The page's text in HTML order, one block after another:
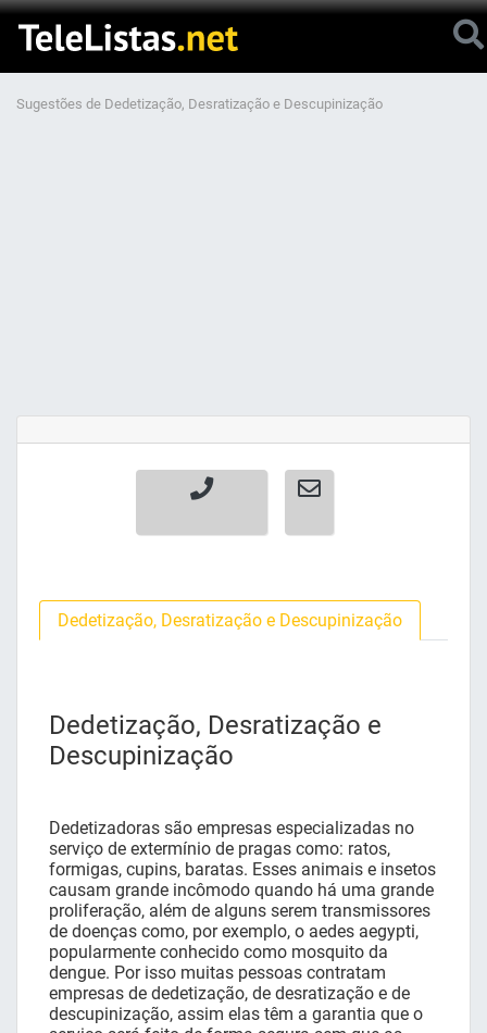
Sugestões de Dedetização, Desratização e Descupinização
Dedetização, Desratização e Descupinização
Dedetização, Desratização e
Descupinização
Dedetizadoras são empresas especializadas no
serviço de extermínio de pragas como: ratos,
formigas, cupins, baratas. Esses animais e insetos
causam grande incômodo quando há uma grande
proliferação, além de alguns serem transmissores
de doenças como, por exemplo, o aedes aegypti,
popularmente conhecido como mosquito da
dengue. Por isso muitas pessoas contratam
empresas de dedetização, de desratização e de
descupinização, assim elas têm a garantia que o